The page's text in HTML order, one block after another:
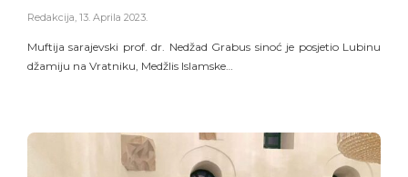
Redakcija, 13. Aprila 2023.
Muftija sarajevski prof. dr. Nedžad Grabus sinoć je posjetio Lubinu
džamiju na Vratniku, Medžlis Islamske…